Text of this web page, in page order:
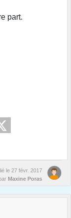
part.
le 27 févr. 2017
Maxine Poras